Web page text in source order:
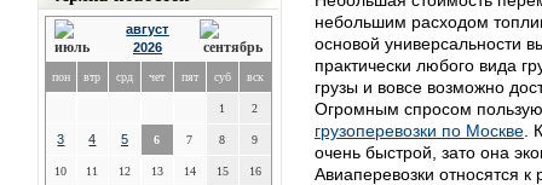
август
2026
пон втр срд чет пят суб вск
1 2
3 4 5 6 7 8 9
10 11 12 13 14 15 16
небольшим расходом
основой универсальности
практически любого вида
грузы и вовсе возможно
Огромным спросом
грузоперевозки по Москве .
очень быстрой, зато она
Авиаперевозки относятся